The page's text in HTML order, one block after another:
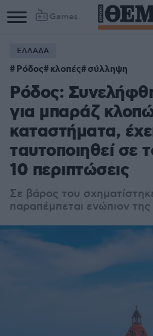
Games
ΕΛΛΑΔΑ
Ρόδος κλοπές σύλληψη
Ρόδος:
για μπαράζ
καταστήματα,
ταυτοποιηθεί σε
10 περιπτώσεις
Σε βάρος του
παραπέμπεται ενώπιον